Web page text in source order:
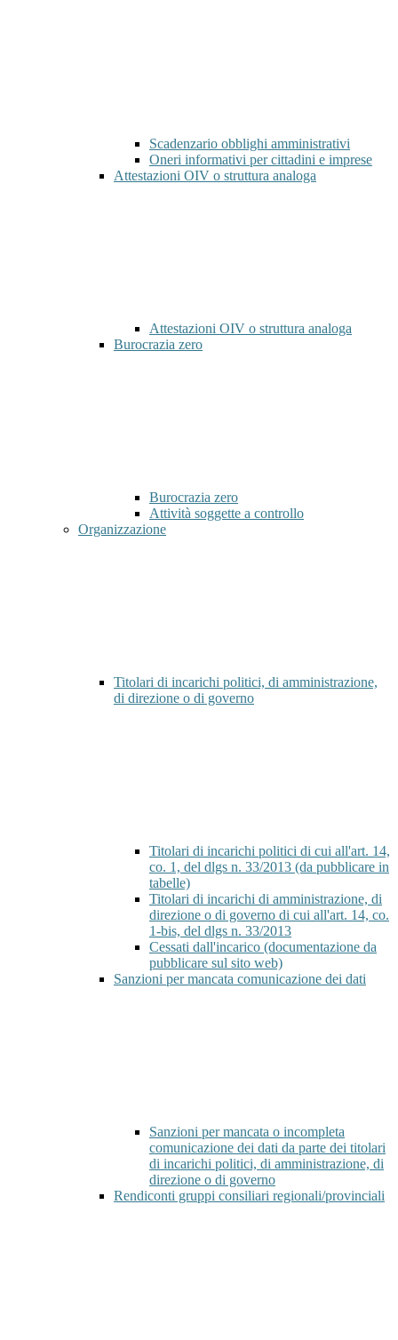
Scadenzario obblighi amministrativi
Oneri informativi per cittadini e imprese
Attestazioni OIV o struttura analoga
Attestazioni OIV o struttura analoga
Burocrazia zero
Burocrazia zero
Attività soggette a controllo
Organizzazione
Titolari di incarichi politici, di amministrazione,
di direzione o di governo
Titolari di incarichi politici di cui all'art. 14,
co. 1, del dlgs n. 33/2013 (da pubblicare in
tabelle)
Titolari di incarichi di amministrazione, di
direzione o di governo di cui all'art. 14, co.
1-bis, del dlgs n. 33/2013
Cessati dall'incarico (documentazione da
pubblicare sul sito web)
Sanzioni per mancata comunicazione dei dati
Sanzioni per mancata o incompleta
comunicazione dei dati da parte dei titolari
di incarichi politici, di amministrazione, di
direzione o di governo
Rendiconti gruppi consiliari regionali/provinciali